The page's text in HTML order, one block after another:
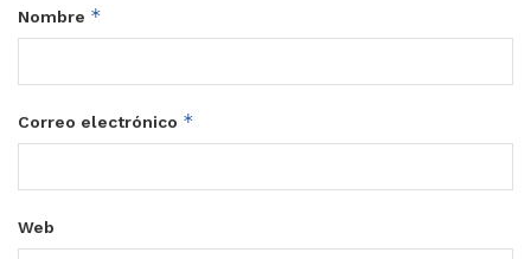
Nombre *
Correo electrónico *
Web